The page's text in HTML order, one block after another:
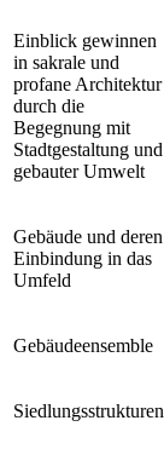
Einblick gewinnen
in sakrale und
profane Architektur
durch die
Begegnung mit
Stadtgestaltung und
gebauter Umwelt
Gebäude und deren
Einbindung in das
Umfeld
Gebäudeensemble
Siedlungsstrukturen